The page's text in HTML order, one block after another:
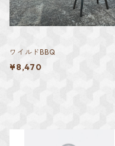
ワイルドBBQ
¥8,470